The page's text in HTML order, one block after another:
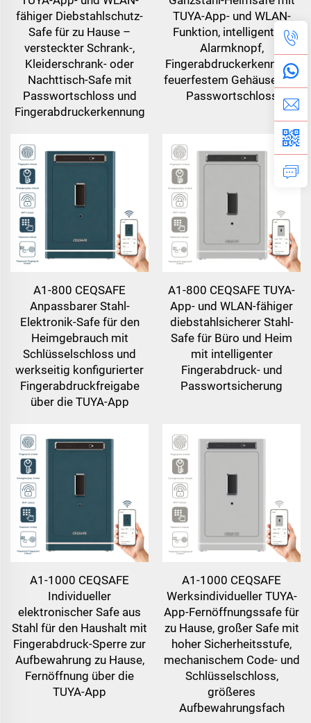
fähiger Diebstahlschutz-
Safe für zu Hause –
versteckter Schrank-,
Kleiderschrank- oder
Nachttisch-Safe mit
Passwortschloss und
Fingerabdruckerkennung
TUYA-App- und WLAN-
Funktion, intelligentem
Alarmknopf,
Fingerabdruckerkennung,
feuerfestem Gehäuse und
Passwortschloss
A1-800 CEQSAFE
Anpassbarer Stahl-
Elektronik-Safe für den
Heimgebrauch mit
Schlüsselschloss und
werkseitig konfigurierter
Fingerabdruckfreigabe
über die TUYA-App
A1-800 CEQSAFE TUYA-
App- und WLAN-fähiger
diebstahlsicherer Stahl-
Safe für Büro und Heim
mit intelligenter
Fingerabdruck- und
Passwortsicherung
A1-1000 CEQSAFE
Individueller
elektronischer Safe aus
Stahl für den Haushalt mit
Fingerabdruck-Sperre zur
Aufbewahrung zu Hause,
Fernöffnung über die
TUYA-App
A1-1000 CEQSAFE
Werksindividueller TUYA-
App-Fernöffnungssafe für
zu Hause, großer Safe mit
hoher Sicherheitsstufe,
mechanischem Code- und
Schlüsselschloss,
größeres
Aufbewahrungsfach